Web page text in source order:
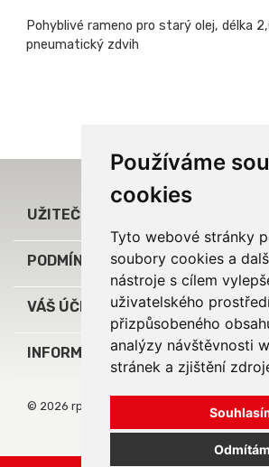
Používáme
cookies
Tyto webové stránky
soubory cookies a
nástroje s cílem
uživatelského
přizpůsobeného
analýzy návštěvnosti
stránek a zjištění
Odmítám
Pohyblivé rameno pro starý olej, délka
pneumatický zdvih
UŽITEČNÉ ODKAZY
PODMÍNKY A INFORMACE
VÁŠ ÚČET
INFORMACE O OBCHODU
© 2026 rpj service, s.r.o.